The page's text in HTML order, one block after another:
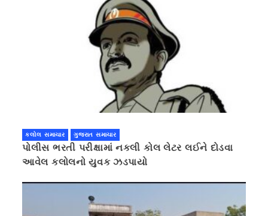
કલોલ સમાચાર ગુજરાત સમાચાર
પોલીસ ભરતી પરીક્ષામાં નકલી કોલ લેટર લઈને દોડવા
આવેલ કલોલનો યુવક ઝડપાયો